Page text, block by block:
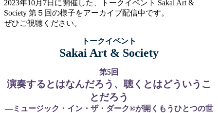
2023年10月7日に開催した、トークイベント Sakai Art &
Society 第５回の様子をアーカイブ配信中です。
ぜひご視聴ください。
トークイベント
Sakai Art & Society
第5回
演奏するとはなんだろう、聴くとはどういうこ
とだろう
—ミュージック・イン・ザ・ダーク®が開くもうひとつの世